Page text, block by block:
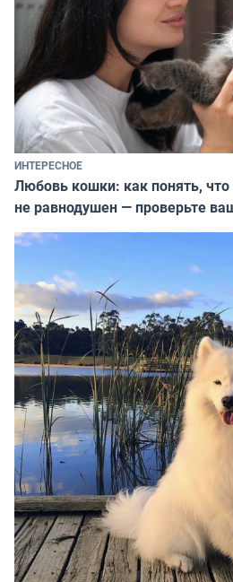
ИНТЕРЕСНОЕ
Любовь кошки: как понять,
не равнодушен — проверьте